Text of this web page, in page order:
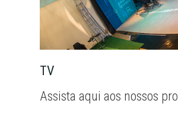
TV
Assista aqui aos nossos